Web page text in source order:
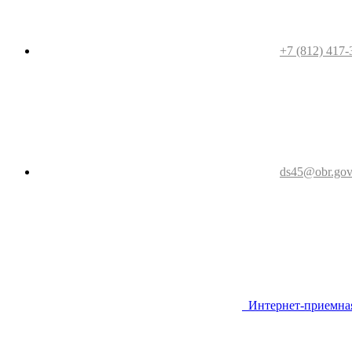
+7 (812) 417-
Интернет-